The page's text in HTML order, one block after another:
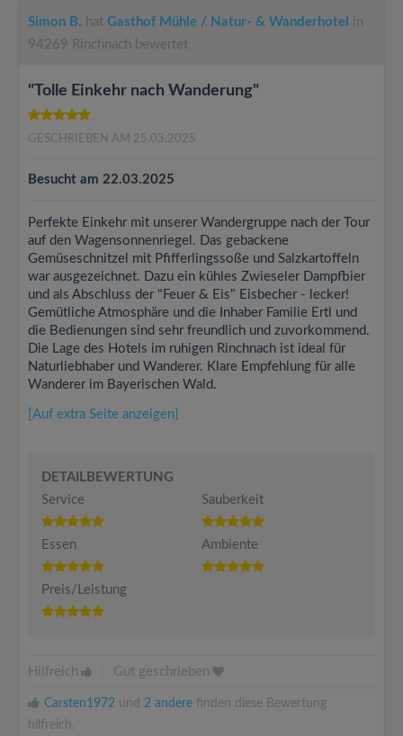
Simon B. hat Gasthof Mühle / Natur- & Wanderhotel in
94269 Rinchnach bewertet
"Tolle Einkehr nach Wanderung"
GESCHRIEBEN AM 25.03.2025
Besucht am 22.03.2025
Perfekte Einkehr mit unserer Wandergruppe nach der Tour
auf den Wagensonnenriegel. Das gebackene
Gemüseschnitzel mit Pfifferlingssoße und Salzkartoffeln
war ausgezeichnet. Dazu ein kühles Zwieseler Dampfbier
und als Abschluss der "Feuer & Eis" Eisbecher - lecker!
Gemütliche Atmosphäre und die Inhaber Familie Ertl und
die Bedienungen sind sehr freundlich und zuvorkommend.
Die Lage des Hotels im ruhigen Rinchnach ist ideal für
Naturliebhaber und Wanderer. Klare Empfehlung für alle
Wanderer im Bayerischen Wald.
[Auf extra Seite anzeigen]
DETAILBEWERTUNG
Service
Sauberkeit
Essen Ambiente
Preis/Leistung
Hilfreich Gut geschrieben
Carsten1972 und 2 andere finden diese Bewertung
hilfreich.